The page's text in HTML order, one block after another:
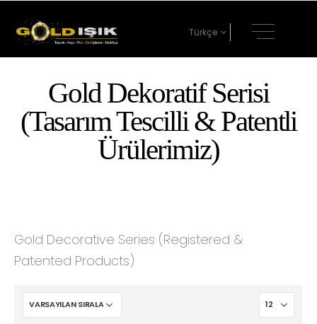
Türkçe
Gold Dekoratif Serisi
(Tasarım Tescilli & Patentli
Ürülerimiz)
Gold Decorative Series (Registered &
Patented Products)